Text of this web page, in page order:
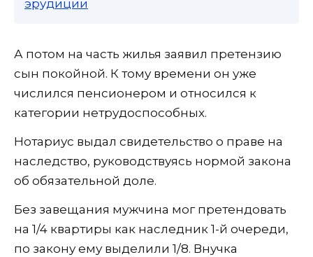
эрудиции
А потом на часть жилья заявил претензию
сын покойной. К тому времени он уже
числился пенсионером и относился к
категории нетрудоспособных.
Нотариус выдал свидетельство о праве на
наследство, руководствуясь нормой закона
об обязательной доле.
Без завещания мужчина мог претендовать
на 1/4 квартиры как наследник 1-й очереди,
по закону ему выделили 1/8. Внучка